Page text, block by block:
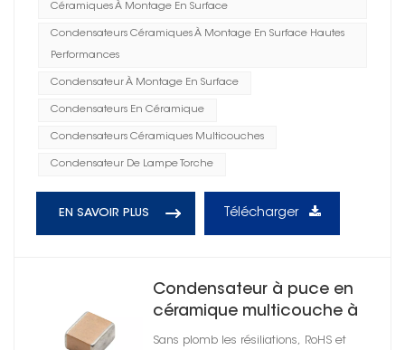
Céramiques À Montage En Surface
Condensateurs Céramiques À Montage En Surface Hautes
Performances
Condensateur À Montage En Surface
Condensateurs En Céramique
Condensateurs Céramiques Multicouches
Condensateur De Lampe Torche
EN SAVOIR PLUS Télécharger
Condensateur à puce en
céramique multicouche à
Q élevé
Sans plomb les résiliations, RoHS et